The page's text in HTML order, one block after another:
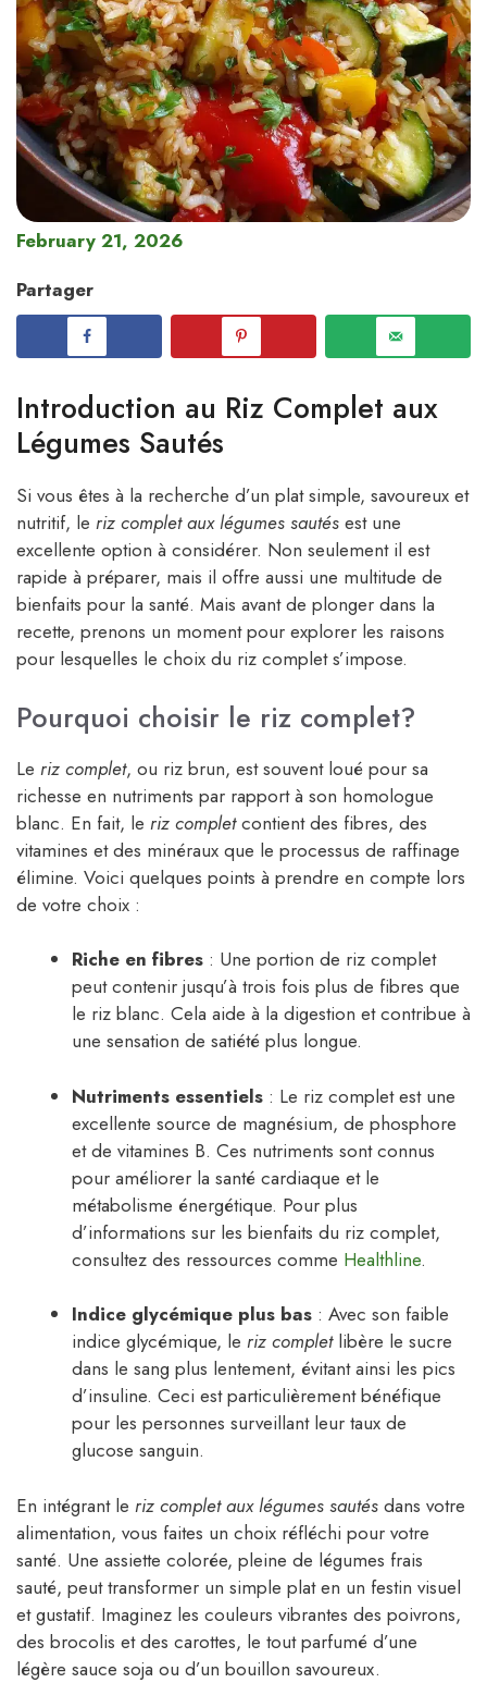
February 21, 2026
Partager
Introduction au Riz Complet aux
Légumes Sautés
Si vous êtes à la recherche d’un plat simple, savoureux et
nutritif, le riz complet aux légumes sautés est une
excellente option à considérer. Non seulement il est
rapide à préparer, mais il offre aussi une multitude de
bienfaits pour la santé. Mais avant de plonger dans la
recette, prenons un moment pour explorer les raisons
pour lesquelles le choix du riz complet s’impose.
Pourquoi choisir le riz complet?
Le riz complet, ou riz brun, est souvent loué pour sa
richesse en nutriments par rapport à son homologue
blanc. En fait, le riz completcontient des fibres, des
vitamines et des minéraux que le processus de raffinage
élimine. Voici quelques points à prendre en compte lors
de votre choix :
Riche en fibres : Une portion de riz complet
peut contenir jusqu’à trois fois plus de fibres que
le riz blanc. Cela aide à la digestion et contribue à
une sensation de satiété plus longue.
Nutriments essentiels : Le riz complet est une
excellente source de magnésium, de phosphore
et de vitamines B. Ces nutriments sont connus
pour améliorer la santé cardiaque et le
métabolisme énergétique. Pour plus
d’informations sur les bienfaits du riz complet,
consultez des ressources comme Healthline.
Indice glycémique plus bas : Avec son faible
indice glycémique, le riz completlibère le sucre
dans le sang plus lentement, évitant ainsi les pics
d’insuline. Ceci est particulièrement bénéfique
pour les personnes surveillant leur taux de
glucose sanguin.
En intégrant le riz complet aux légumes sautés dans votre
alimentation, vous faites un choix réfléchi pour votre
santé. Une assiette colorée, pleine de légumes frais
sauté, peut transformer un simple plat en un festin visuel
et gustatif. Imaginez les couleurs vibrantes des poivrons,
des brocolis et des carottes, le tout parfumé d’une
légère sauce soja ou d’un bouillon savoureux.